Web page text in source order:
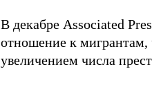
В декабре Associated
отношение к мигрантам,
увеличением числа